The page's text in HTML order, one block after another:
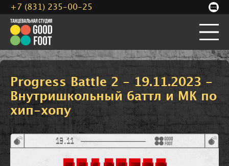
Progress Battle 2 - 19.11.2023 -
Внутришкольный баттл и МК по
хип-хопу
+7 (831) 235-00-25